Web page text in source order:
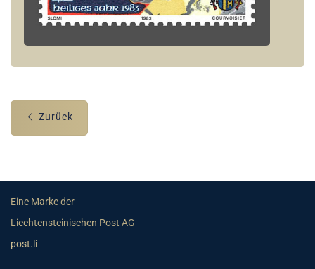
Zurück
Eine Marke der
Liechtensteinischen Post AG
post.li